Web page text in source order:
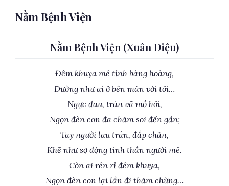
Nằm Bệnh Viện
Nằm Bệnh Viện (Xuân Diệu)
Đêm khuya mê tỉnh bàng hoàng,
Dường như ai ở bên màn với tôi…
Ngực đau, trán vã mồ hôi,
Ngọn đèn con đã chăm soi đến gần;
Tay người lau trán, đắp chăn,
Khẽ như sợ động tinh thần người mê.
Còn ai rên rỉ đêm khuya,
Ngọn đèn con lại lần đi thăm chừng…